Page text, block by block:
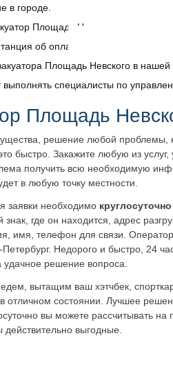
в городе.
Площадь Невского
можно в
об оплате.
Площадь Невского в нашей
выполнять специалисты по
Площадь
решение любой проблемы,
быстро. Закажите любую из
получить всю необходимую
в любую точку местности.
заявки необходимо круглосуточно
где он находится, адрес
имя, телефон для связи.
Петербург. Недорого и быстро, 24
удачное решение вопроса.
вытащим ваш хэтчбек,
отличном состоянии. Лучшее
вы можете рассчитывать
выгодные.